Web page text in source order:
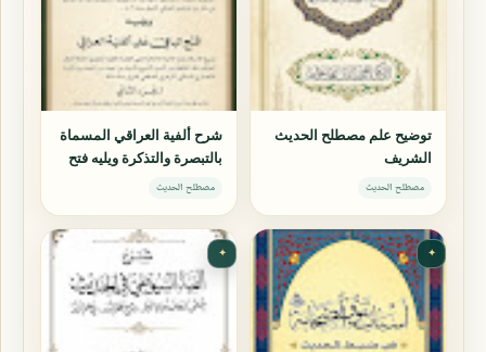
توضيح علم مصطلح الحديث
الشريف
مصطلح الحديث
شرح ألفية العراقي المسماة
بالتبصرة والتذكرة ويليه فتح
الباقي على ألفية العراقي
مصطلح الحديث
✦
✦